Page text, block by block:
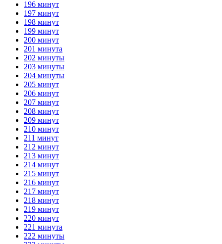
196 минут
197 минут
198 минут
199 минут
200 минут
201 минута
202 минуты
203 минуты
204 минуты
205 минут
206 минут
207 минут
208 минут
209 минут
210 минут
211 минут
212 минут
213 минут
214 минут
215 минут
216 минут
217 минут
218 минут
219 минут
220 минут
221 минута
222 минуты